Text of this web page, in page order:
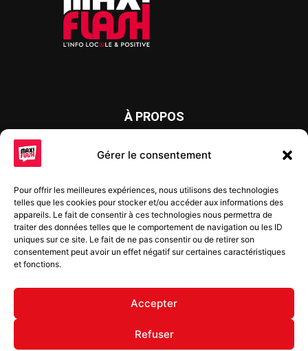
Gérer le consentement
Pour offrir les meilleures expériences, nous utilisons des technologies
telles que les cookies pour stocker et/ou accéder aux informations des
appareils. Le fait de consentir à ces technologies nous permettra de
traiter des données telles que le comportement de navigation ou les ID
uniques sur ce site. Le fait de ne pas consentir ou de retirer son
consentement peut avoir un effet négatif sur certaines caractéristiques
et fonctions.
Accepter
Refuser
À PROPOS
Maxi Flash est un journal d’informations locales distribué
chaque semaine sur trois éditions : en Alsace du Nord depuis
2022, et à Colmar, Vignoble et Plaine depuis 2023.
SUIVEZ-NOUS